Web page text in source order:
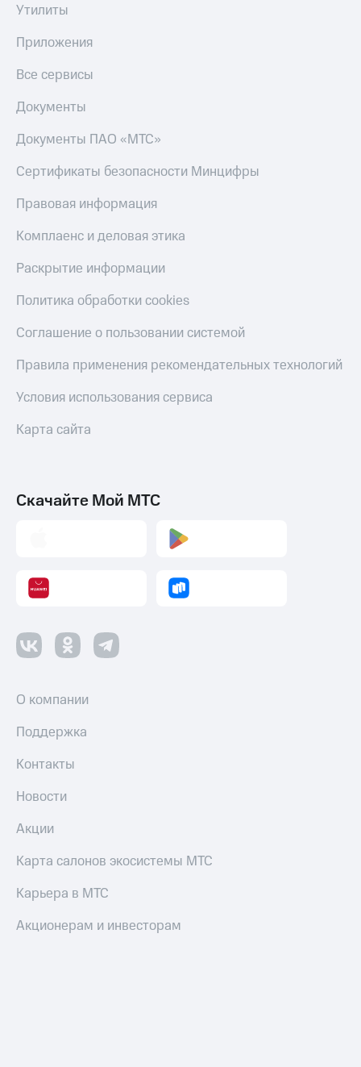
Утилиты
Приложения
Все сервисы
Документы
Документы ПАО «МТС»
Сертификаты безопасности Минцифры
Правовая информация
Комплаенс и деловая этика
Раскрытие информации
Политика обработки cookies
Соглашение о пользовании системой
Правила применения рекомендательных технологий
Условия использования сервиса
Карта сайта
Скачайте Мой МТС
О компании
Поддержка
Контакты
Новости
Акции
Карта салонов экосистемы МТС
Карьера в МТС
Акционерам и инвесторам